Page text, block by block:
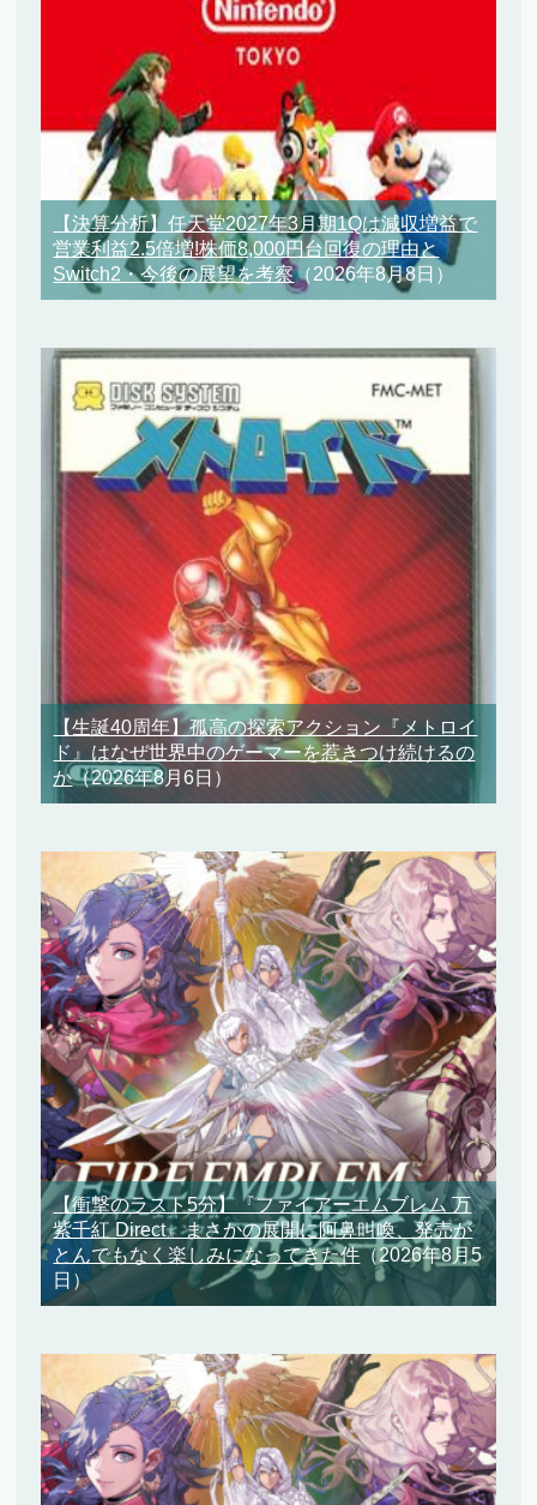
【決算分析】任天堂2027年3月期1Qは減収増益で
営業利益2.5倍増!株価8,000円台回復の理由と
Switch2・今後の展望を考察（2026年8月8日）
【生誕40周年】孤高の探索アクション『メトロイ
ド』はなぜ世界中のゲーマーを惹きつけ続けるの
か（2026年8月6日）
【衝撃のラスト5分】『ファイアーエムブレム 万
紫千紅 Direct』まさかの展開に阿鼻叫喚、発売が
とんでもなく楽しみになってきた件（2026年8月5
日）